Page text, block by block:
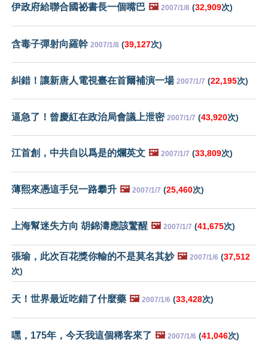
伊政府給聯合國祕書長一個嘴巴 🖼️ 2007/1/8 (32,909次)
含毒子彈射向羅幹 2007/1/8 (39,127次)
糾錯！讓新唐人電視臺在首爾補演一場 2007/1/7 (22,195次)
逼急了！曾慶紅在政治局會議上泄密 2007/1/7 (43,920次)
江首創，中共自以爲是的爛英文 🖼️ 2007/1/7 (33,809次)
薄熙來憑這手兒一路攀升 🖼️ 2007/1/7 (25,460次)
上海幫迷失方向 胡錦濤應該驚醒 🖼️ 2007/1/7 (41,675次)
張瑜，此次百花獎你輸的不是莫名其妙 🖼️ 2007/1/6 (37,512
次)
天！世界最近吃錯了什麼藥 🖼️ 2007/1/6 (33,428次)
嘿，175年，今天我這個稀客來了 🖼️ 2007/1/6 (41,046次)